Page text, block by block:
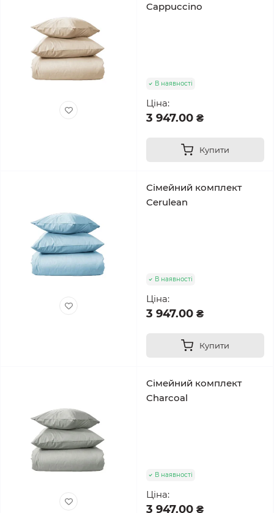
Cappuccino
В наявності
Ціна:
3 947.00 ₴
Купити
Сімейний комплект
Cerulean
В наявності
Ціна:
3 947.00 ₴
Купити
Сімейний комплект
Charcoal
В наявності
Ціна:
3 947.00 ₴